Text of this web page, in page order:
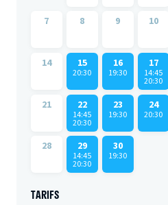
7 8 9 10
14 15
20:30
16
19:30
17
14:45
20:30
21 22
14:45
20:30
23
19:30
24
20:30
28 29
14:45
20:30
30
19:30
TARIFS